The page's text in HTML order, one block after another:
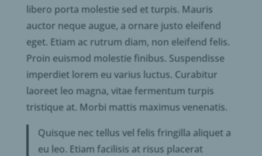
libero porta molestie sed et turpis. Mauris
auctor neque augue, a ornare justo eleifend
eget. Etiam ac rutrum diam, non eleifend felis.
Proin euismod molestie finibus. Suspendisse
imperdiet lorem eu varius luctus. Curabitur
laoreet leo magna, vitae fermentum turpis
tristique at. Morbi mattis maximus venenatis.
Quisque nec tellus vel felis fringilla aliquet a
eu leo. Etiam facilisis at risus placerat